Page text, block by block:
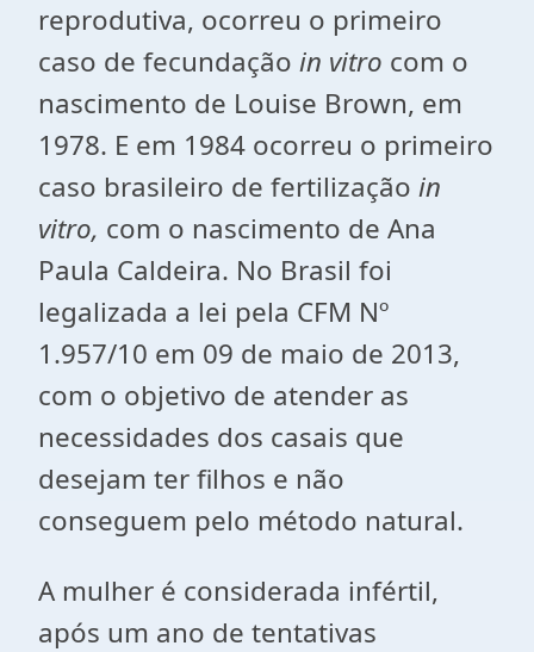
reprodutiva, ocorreu o primeiro
caso de fecundação in vitro com o
nascimento de Louise Brown, em
1978. E em 1984 ocorreu o primeiro
caso brasileiro de fertilização in
vitro, com o nascimento de Ana
Paula Caldeira. No Brasil foi
legalizada a lei pela CFM Nº
1.957/10 em 09 de maio de 2013,
com o objetivo de atender as
necessidades dos casais que
desejam ter filhos e não
conseguem pelo método natural.
A mulher é considerada infértil,
após um ano de tentativas